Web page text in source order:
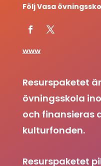
Följ Vasa
www
Resurspaketet
övningsskola
och finansieras
kulturfonden.
Resurspaketet